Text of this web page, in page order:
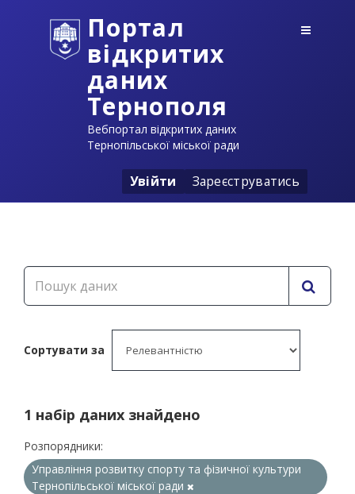
Портал
відкритих
даних
Тернополя
Вебпортал відкритих даних
Тернопільської міської ради
Увійти Зареєструватись
Сортувати за
1 набір даних знайдено
Розпорядники:
Управління розвитку спорту та фізичної культури
Тернопільської міської ради